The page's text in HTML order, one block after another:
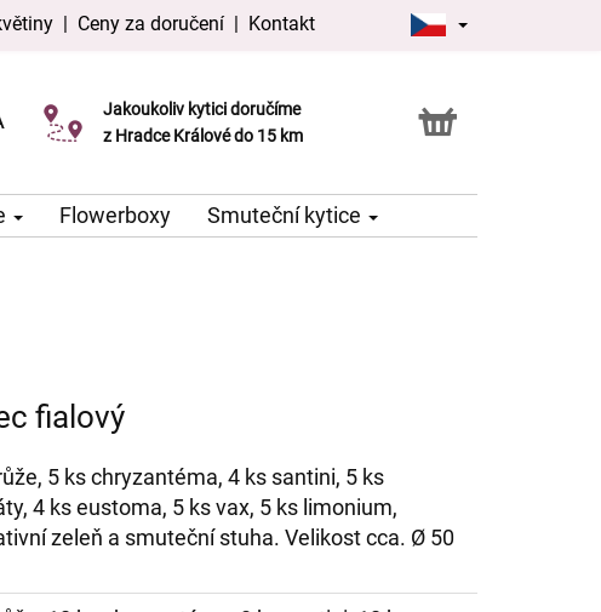
| Ceny za doručení | Kontakt
Jakoukoliv kytici doručíme
z Hradce Králové do 15 km
Možnost vyzvednout v naší květince
Flowerboxy Smuteční kytice
fialový
5 ks chryzantéma, 4 ks santini, 5 ks
4 ks eustoma, 5 ks vax, 5 ks limonium,
zeleň a smuteční stuha. Velikost cca. Ø 50